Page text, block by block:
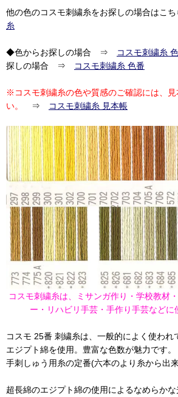
他の色のコスモ刺繍糸をお探しの場合は
糸
◆色からお探しの場合 ⇒ コスモ刺繍糸
探しの場合 ⇒
コスモ刺繍糸 色番
※コスモ刺繍糸の色や質感のご確認には、見
い。
⇒ コスモ刺繍糸 見本帳
コスモ刺繍糸は、ミサンガ作り・学校教材
ー・リハビリ手芸・手作り手芸などに
コスモ 25番 刺繍糸は、一般的によく使われ
エジプト綿を使用。豊富な色数が魅力です。
手刺しゅう用糸の定番(六本のより糸から出来
超長綿のエジプト綿の使用によるなめらか